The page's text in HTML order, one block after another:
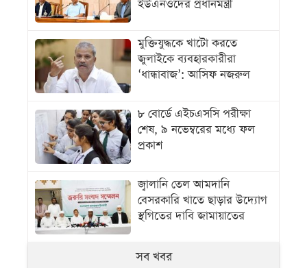
ইউএনওদের প্রধানমন্ত্রী
মুক্তিযুদ্ধকে খাটো করতে
জুলাইকে ব্যবহারকারীরা
‘ধান্ধাবাজ’: আসিফ নজরুল
৮ বোর্ডে এইচএসসি পরীক্ষা
শেষ, ৯ নভেম্বরের মধ্যে ফল
প্রকাশ
জ্বালানি তেল আমদানি
বেসরকারি খাতে ছাড়ার উদ্যোগ
স্থগিতের দাবি জামায়াতের
সব খবর